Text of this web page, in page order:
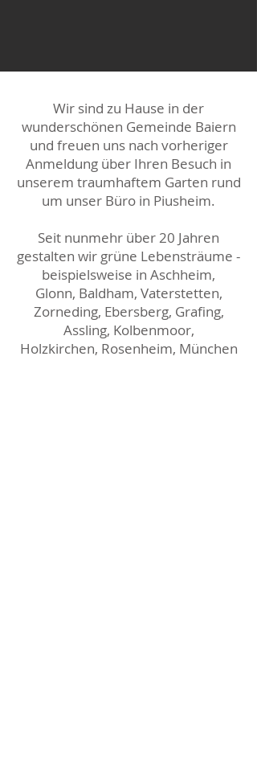
Wir sind zu Hause in der
wunderschönen Gemeinde Baiern
und freuen uns nach vorheriger
Anmeldung über Ihren Besuch in
unserem traumhaftem Garten rund
um unser Büro in Piusheim.
Seit nunmehr über 20 Jahren
gestalten wir grüne Lebensträume -
beispielsweise in Aschheim,
Glonn, Baldham, Vaterstetten,
Zorneding, Ebersberg, Grafing,
Assling, Kolbenmoor,
Holzkirchen, Rosenheim, München